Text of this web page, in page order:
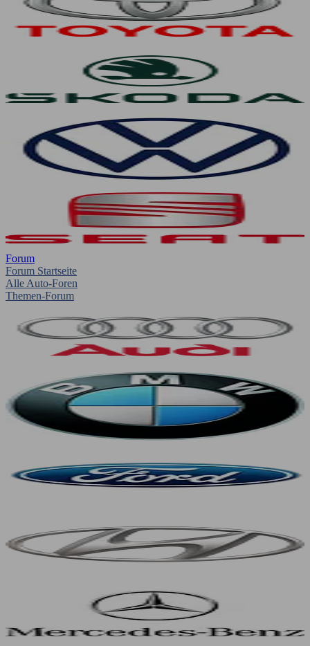
Forum
Forum Startseite
Alle Auto-Foren
Themen-Forum